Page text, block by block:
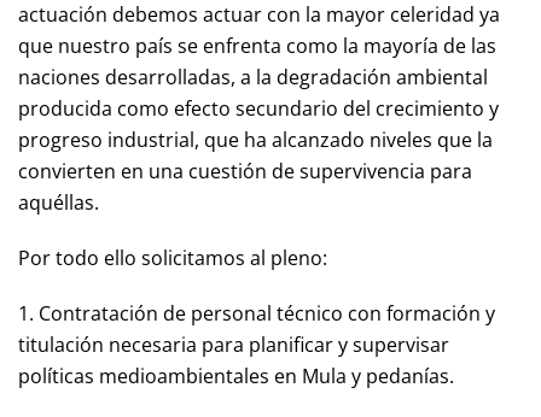
actuación debemos actuar con la mayor celeridad ya
que nuestro país se enfrenta como la mayoría de las
naciones desarrolladas, a la degradación ambiental
producida como efecto secundario del crecimiento y
progreso industrial, que ha alcanzado niveles que la
convierten en una cuestión de supervivencia para
aquéllas.
Por todo ello solicitamos al pleno:
1. Contratación de personal técnico con formación y
titulación necesaria para planificar y supervisar
políticas medioambientales en Mula y pedanías.